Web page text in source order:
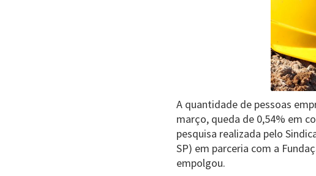
A quantidade de pessoas
março, queda de 0,54% em
pesquisa realizada pelo
SP) em parceria com a
empolgou.